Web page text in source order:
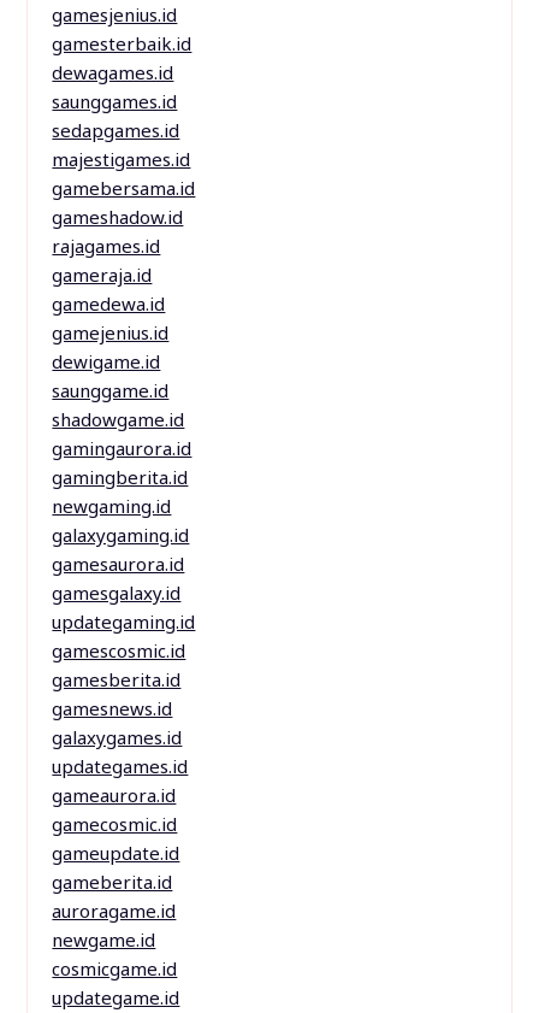
gamesjenius.id
gamesterbaik.id
dewagames.id
saunggames.id
sedapgames.id
majestigames.id
gamebersama.id
gameshadow.id
rajagames.id
gameraja.id
gamedewa.id
gamejenius.id
dewigame.id
saunggame.id
shadowgame.id
gamingaurora.id
gamingberita.id
newgaming.id
galaxygaming.id
gamesaurora.id
gamesgalaxy.id
updategaming.id
gamescosmic.id
gamesberita.id
gamesnews.id
galaxygames.id
updategames.id
gameaurora.id
gamecosmic.id
gameupdate.id
gameberita.id
auroragame.id
newgame.id
cosmicgame.id
updategame.id